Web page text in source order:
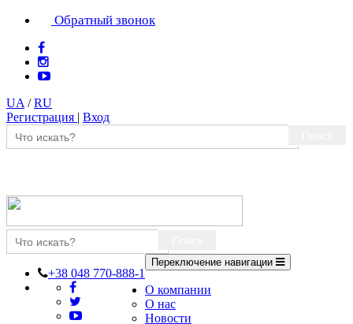
Обратный звонок
UA /RU
Регистрация | Вход
+38 048 770-888-1
Переключение навигации
О компании
О нас
Новости